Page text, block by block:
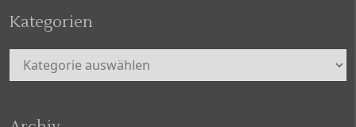
Kategorien
Kategorien